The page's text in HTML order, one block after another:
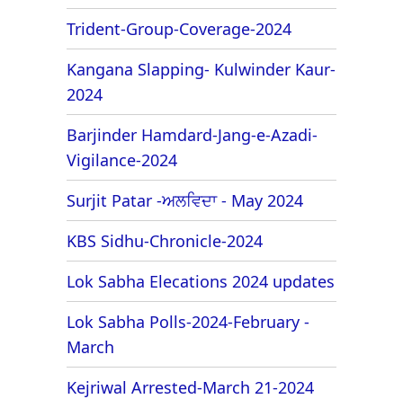
Trident-Group-Coverage-2024
Kangana Slapping- Kulwinder Kaur-
2024
Barjinder Hamdard-Jang-e-Azadi-
Vigilance-2024
Surjit Patar -ਅਲਵਿਦਾ - May 2024
KBS Sidhu-Chronicle-2024
Lok Sabha Elecations 2024 updates
Lok Sabha Polls-2024-February -
March
Kejriwal Arrested-March 21-2024